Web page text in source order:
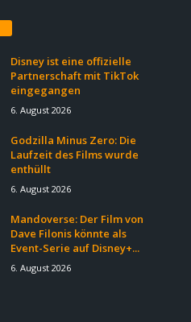
Disney ist eine offizielle
Partnerschaft mit TikTok
eingegangen
6. August 2026
Godzilla Minus Zero: Die
Laufzeit des Films wurde
enthüllt
6. August 2026
Mandoverse: Der Film von
Dave Filonis könnte als
Event-Serie auf Disney+...
6. August 2026